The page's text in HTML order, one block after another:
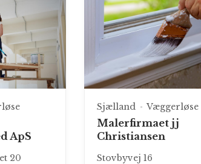
ApS
20
Sjælland Væggerløse
Malerfirmaet jj
Christiansen
Stovbyvej 16